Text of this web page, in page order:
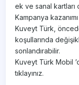
ek ve sanal kartları
Kampanya
Kuveyt Türk,
koşullarında
sonlandırabilir.
Kuveyt Türk Mobil
tıklayınız.